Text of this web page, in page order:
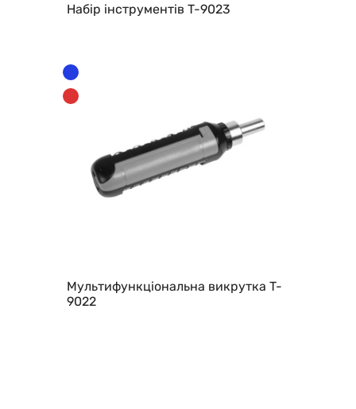
Набір інструментів T-9023
Мультифункціональна викрутка T-
9022